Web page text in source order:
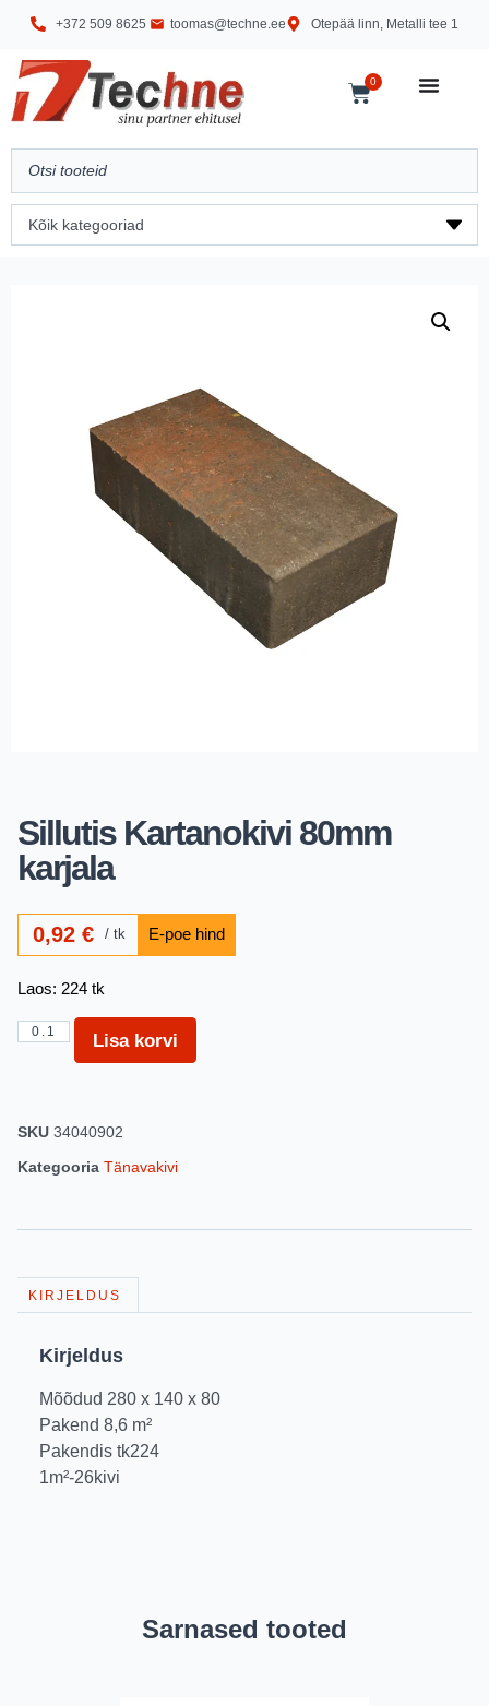
+372 509 8625 toomas@techne.ee Otepää linn, Metalli tee 1
0
Sillutis Kartanokivi 80mm
karjala
0,92€ tk
Laos: 224 tk
Lisa korvi
SKU 34040902
Kategooria Tänavakivi
KIRJELDUS
Kirjeldus
Mõõdud 280 x 140 x 80
Pakend 8,6 m²
Pakendis tk224
1m²-26kivi
Sarnased tooted